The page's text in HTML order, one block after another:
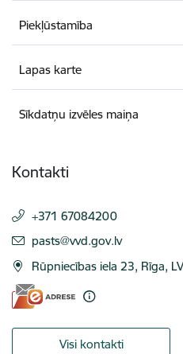
Piekļūstamība
Lapas karte
Sīkdatņu izvēles maiņa
Kontakti
+371 67084200
E-pasts:
pasts@vvd.gov.lv
Rūpniecības iela 23, Rīga,
Visi kontakti